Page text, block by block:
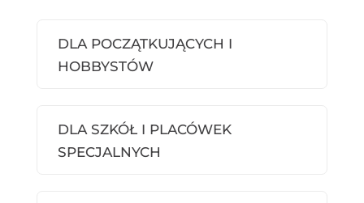
DLA POCZĄTKUJĄCYCH I
HOBBYSTÓW
DLA SZKÓŁ I PLACÓWEK
SPECJALNYCH